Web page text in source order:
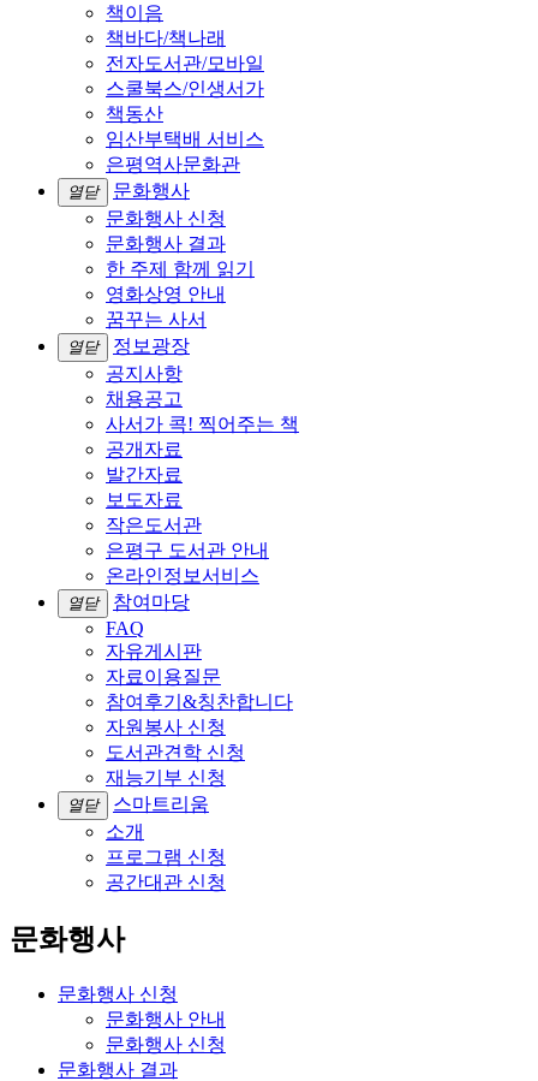
책이음
책바다/책나래
전자도서관/모바일
스쿨북스/인생서가
책동산
임산부택배 서비스
은평역사문화관
열닫
문화행사
문화행사 신청
문화행사 결과
한 주제 함께 읽기
영화상영 안내
꿈꾸는 사서
열닫
정보광장
공지사항
채용공고
사서가 콕! 찍어주는 책
공개자료
발간자료
보도자료
작은도서관
은평구 도서관 안내
온라인정보서비스
열닫
참여마당
FAQ
자유게시판
자료이용질문
참여후기&칭찬합니다
자원봉사 신청
도서관견학 신청
재능기부 신청
열닫
스마트리움
소개
프로그램 신청
공간대관 신청
문화행사
문화행사 신청
문화행사 안내
문화행사 신청
문화행사 결과